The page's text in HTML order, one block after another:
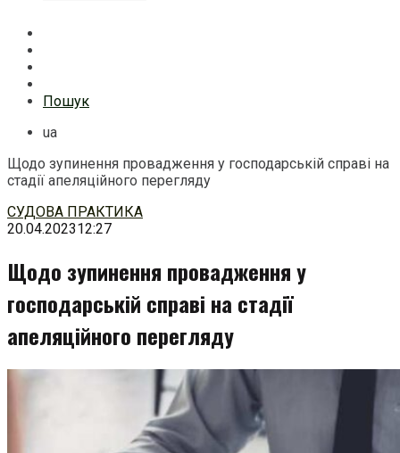
Пошук
ua
Щодо зупинення провадження у господарській справі на
стадії апеляційного перегляду
Перейти
до
СУДОВА ПРАКТИКА
20.04.202312:27
Щодо зупинення провадження у
господарській справі на стадії
апеляційного перегляду